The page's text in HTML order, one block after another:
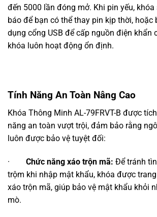
đến 5000 lần đóng mở. Khi pin yếu,
báo để bạn có thể thay pin kịp thời, hoặc
dụng cổng USB để cấp nguồn điện khẩn
khóa luôn hoạt động ổn định.
Tính Năng An Toàn Nâng Cao
Khóa Thông Minh AL-79FRVT-B được
năng an toàn vượt trội, đảm bảo rằng
luôn được bảo vệ tuyệt đối:
· Chức năng xáo trộn mã: Để tránh
trộm khi nhập mật khẩu, khóa được
xáo trộn mã, giúp bảo vệ mật khẩu khỏi
mò.